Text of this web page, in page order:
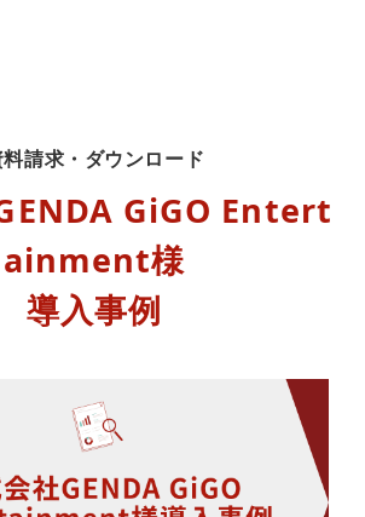
料請求・ダウンロード
GiGO Entert
ainment様
導入事例